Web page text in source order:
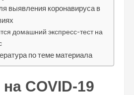
выявления коронавируса в
домашний экспресс-тест на
по теме материала
COVID-19